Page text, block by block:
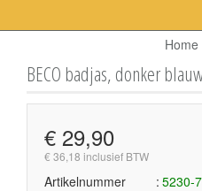
Home
BECO badjas, donker
€ 29,90
€ 36,18 inclusief BTW
Artikelnummer
5230-